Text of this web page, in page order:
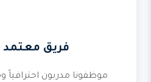
فريق معتمد
موظفونا مدربون